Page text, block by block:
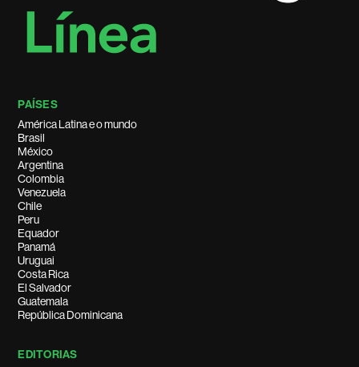
PAÍSES
América Latina e o mundo
Brasil
México
Argentina
Colombia
Venezuela
Chile
Peru
Equador
Panamá
Uruguai
Costa Rica
El Salvador
Guatemala
República Dominicana
EDITORIAS